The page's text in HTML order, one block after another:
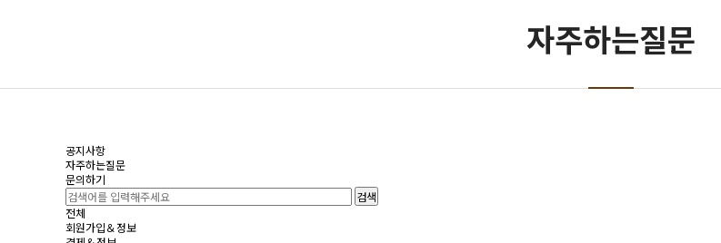
자주하는질문
공지사항
자주하는질문
문의하기
검색
전체
회원가입＆정보